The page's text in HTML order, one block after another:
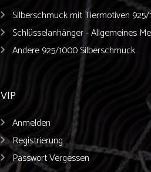
Silberschmuck mit Tiermotiven
Schlüsselanhänger - Allgemeines
Andere 925/1000 Silberschmuck
VIP
Anmelden
Registrierung
Passwort Vergessen